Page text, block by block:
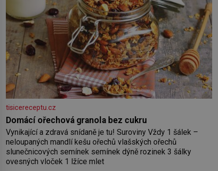
tisicereceptu.cz
Domácí ořechová granola bez cukru
Vynikající a zdravá snídaně je tu! Suroviny Vždy 1 šálek –
neloupaných mandlí kešu ořechů vlašských ořechů
slunečnicových semínek semínek dýně rozinek 3 šálky
ovesných vloček 1 lžíce mlet